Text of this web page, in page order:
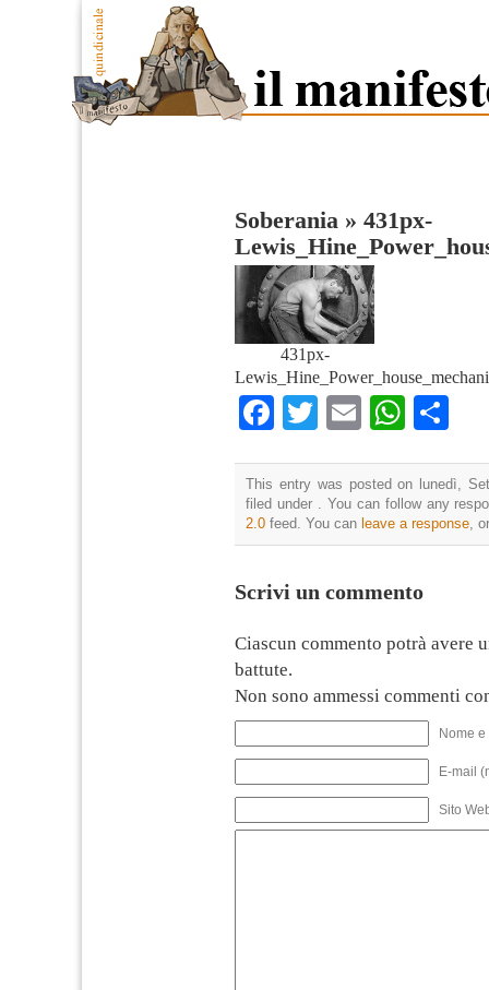
Soberania » 431px-
431px-
Facebook
TwitterEmail
This entry was posted on lunedì,
filed under . You can follow any
2.0 feed. You can leave a response ,
Scrivi un commento
Ciascun commento potrà avere
battute.
Non sono ammessi commenti
Nome
E-mail
Sito